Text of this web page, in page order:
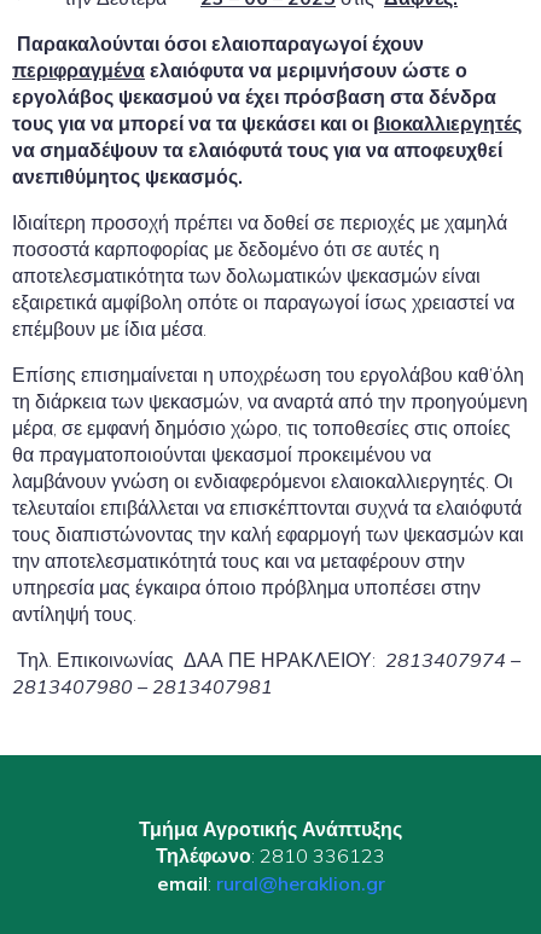
Παρακαλούνται όσοι ελαιοπαραγωγοί έχουν
περιφραγμένα ελαιόφυτα να μεριμνήσουν ώστε ο
εργολάβος ψεκασμού να έχει πρόσβαση στα δένδρα
τους για να μπορεί να τα ψεκάσει και οι βιοκαλλιεργητές
να σημαδέψουν τα ελαιόφυτά τους για να αποφευχθεί
ανεπιθύμητος ψεκασμός.
Ιδιαίτερη προσοχή πρέπει να δοθεί σε περιοχές με χαμηλά
ποσοστά καρποφορίας με δεδομένο ότι σε αυτές η
αποτελεσματικότητα των δολωματικών ψεκασμών είναι
εξαιρετικά αμφίβολη οπότε οι παραγωγοί ίσως χρειαστεί να
επέμβουν με ίδια μέσα.
Επίσης επισημαίνεται η υποχρέωση του εργολάβου καθ’όλη
τη διάρκεια των ψεκασμών, να αναρτά από την προηγούμενη
μέρα, σε εμφανή δημόσιο χώρο, τις τοποθεσίες στις οποίες
θα πραγματοποιούνται ψεκασμοί προκειμένου να
λαμβάνουν γνώση οι ενδιαφερόμενοι ελαιοκαλλιεργητές. Οι
τελευταίοι επιβάλλεται να επισκέπτονται συχνά τα ελαιόφυτά
τους διαπιστώνοντας την καλή εφαρμογή των ψεκασμών και
την αποτελεσματικότητά τους και να μεταφέρουν στην
υπηρεσία μας έγκαιρα όποιο πρόβλημα υποπέσει στην
αντίληψή τους.
Τηλ. Επικοινωνίας ΔΑΑ ΠΕ ΗΡΑΚΛΕΙΟΥ: 2813407974 –
2813407980 – 2813407981
Τμήμα Αγροτικής Ανάπτυξης
Τηλέφωνο: 2810 336123
email: rural@heraklion.gr